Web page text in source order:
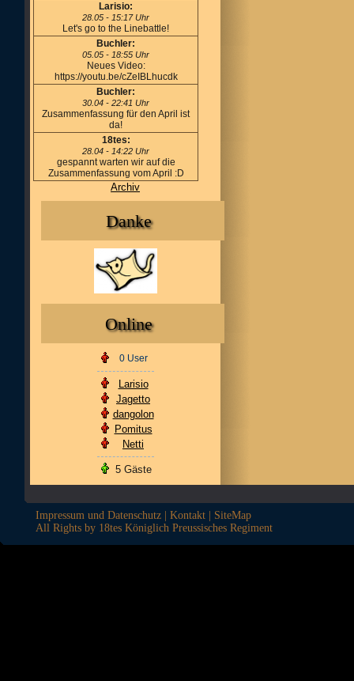
Larisio:
28.05 - 15:17 Uhr
Let's go to the Linebattle!
Buchler:
05.05 - 18:55 Uhr
Neues Video:
https://youtu.be/cZeIBLhucdk
Buchler:
30.04 - 22:41 Uhr
Zusammenfassung für den April ist
da!
18tes:
28.04 - 14:22 Uhr
gespannt warten wir auf die
Zusammenfassung vom April :D
Archiv
Danke
Online
0 User
Larisio
Jagetto
dangolon
Pomitus
Netti
5 Gäste
Impressum und Datenschutz Kontakt
SiteMap
All Rights by 18tes Königlich Preussisches Regiment